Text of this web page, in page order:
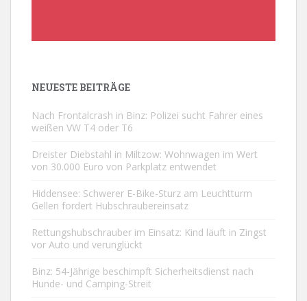
NEUESTE BEITRÄGE
Nach Frontalcrash in Binz: Polizei sucht Fahrer eines
weißen VW T4 oder T6
Dreister Diebstahl in Miltzow: Wohnwagen im Wert
von 30.000 Euro von Parkplatz entwendet
Hiddensee: Schwerer E-Bike-Sturz am Leuchtturm
Gellen fordert Hubschraubereinsatz
Rettungshubschrauber im Einsatz: Kind läuft in Zingst
vor Auto und verunglückt
Binz: 54-Jährige beschimpft Sicherheitsdienst nach
Hunde- und Camping-Streit